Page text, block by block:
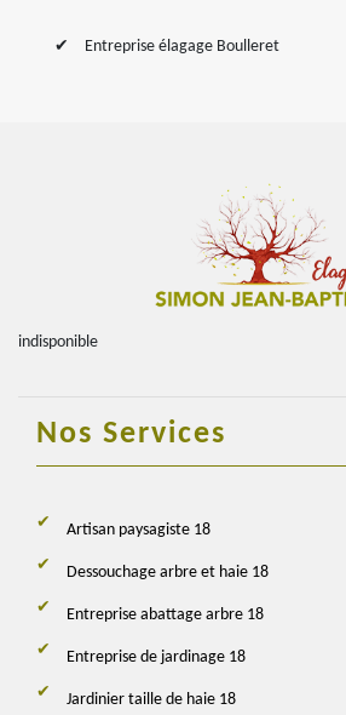
Entreprise élagage Boulleret
indisponible
Nos Services
Artisan paysagiste 18
Dessouchage arbre et haie 18
Entreprise abattage arbre 18
Entreprise de jardinage 18
Jardinier taille de haie 18